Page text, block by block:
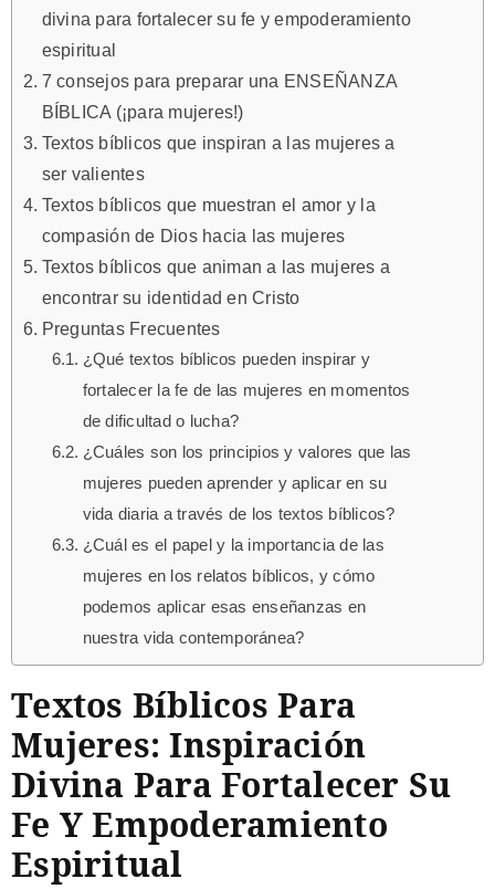
divina para fortalecer su fe y empoderamiento
espiritual
7 consejos para preparar una ENSEÑANZA
BÍBLICA (¡para mujeres!)
Textos bíblicos que inspiran a las mujeres a
ser valientes
Textos bíblicos que muestran el amor y la
compasión de Dios hacia las mujeres
Textos bíblicos que animan a las mujeres a
encontrar su identidad en Cristo
Preguntas Frecuentes
¿Qué textos bíblicos pueden inspirar y
fortalecer la fe de las mujeres en momentos
de dificultad o lucha?
¿Cuáles son los principios y valores que las
mujeres pueden aprender y aplicar en su
vida diaria a través de los textos bíblicos?
¿Cuál es el papel y la importancia de las
mujeres en los relatos bíblicos, y cómo
podemos aplicar esas enseñanzas en
nuestra vida contemporánea?
Textos Bíblicos Para
Mujeres: Inspiración
Divina Para Fortalecer Su
Fe Y Empoderamiento
Espiritual